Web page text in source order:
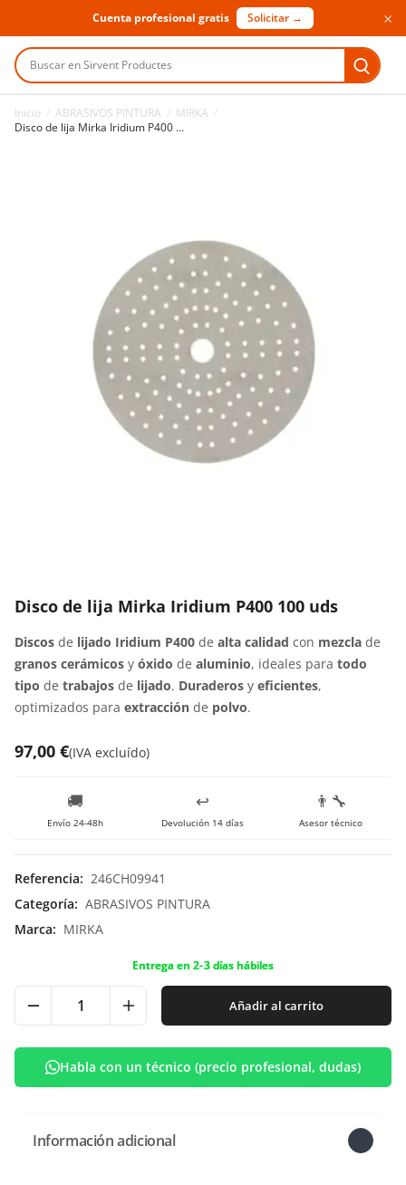
Cuenta profesional gratis Solicitar → ×
Buscar en Sirvent Productes
Inicio ABRASIVOS PINTURA MIRKA
Disco de lija Mirka Iridium P400 100 uds
Disco de lija Mirka Iridium P400 100 uds
Discos de lijado Iridium P400 de alta calidad con mezcla de
granos cerámicos y óxido de aluminio, ideales para todo
tipo de trabajos de lijado. Duraderos y eficientes,
optimizados para extracción de polvo.
97,00 €(IVA excluído)
🚚
Envío 24-48h
↩️
Devolución 14 días
👨‍🔧
Asesor técnico
Referencia: 246CH09941
Categoría: ABRASIVOS PINTURA
Marca: MIRKA
Entrega en 2-3 días hábiles
Añadir al carrito
Habla con un técnico (precio profesional, dudas)
Información adicional